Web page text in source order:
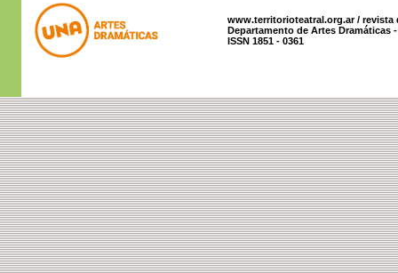
www.territorioteatral.org.ar /
Departamento de Artes Dramáticas
ISSN 1851 - 0361